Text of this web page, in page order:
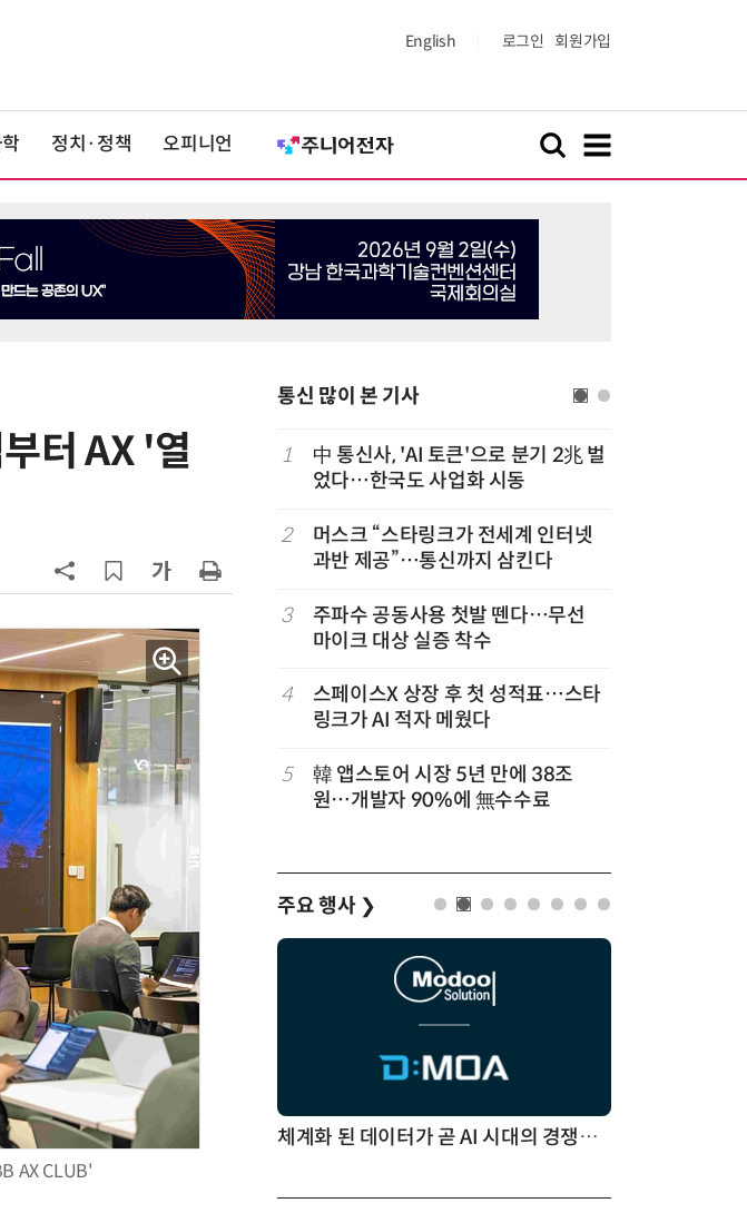
English 로그인 회원가입
정치·정책 오피니언
터 AX '열
AX CLUB'
통신 많이 본 기사
AIDC에 2조 투자…“외부 조
사업 계약
600억 투입
레이, 이강인 데뷔전 직관 팬
공' 선물 쏜다
게임즈, 더현대 서울서 역대
TFT 축제…신규 세트 '신비의
운다
1
中 통신사, 'AI 토큰'으로 분기 2兆 벌
었다…한국도 사업화 시동
2
머스크 “스타링크가 전세계 인터넷
과반 제공”…통신까지 삼킨다
3
주파수 공동사용 첫발 뗀다…무선
마이크 대상 실증 착수
4
스페이스X 상장 후 첫 성적표…스타
링크가 AI 적자 메웠다
5
韓 앱스토어 시장 5년 만에 38조
원…개발자 90%에 無수수료
주요 행사 ❯
체계화 된 데이터가 곧 AI 시대의 경쟁력이다